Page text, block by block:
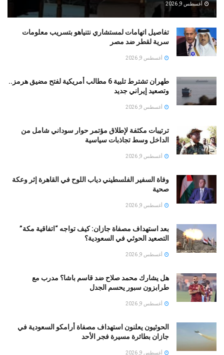
أغسطس 9, 2026
تفاصيل اتهامات لمستشاري نتنياهو بتسريب معلومات
سرية لقطر ضد مصر
أغسطس 9, 2026
طهران تشترط تلبية 6 مطالب أمريكية لفتح مضيق هرمز..
وتصعيد إيراني جديد
أغسطس 9, 2026
ترتيبات مكثفة لإطلاق مؤتمر حوار سوداني شامل من
الداخل وسط تجاذبات سياسية
أغسطس 9, 2026
وفاة السفير الفلسطيني دياب اللوح في القاهرة إثر وعكة
صحية
أغسطس 9, 2026
بعد استهداف مصفاة جازان: كيف تواجه “اتفاقية مكة”
التصعيد الحوثي في السعودية؟
أغسطس 9, 2026
هل يشارك محمد صلاح ضد قاسم باشا؟ مدرب مع
طرابزون سبور يحسم الجدل
أغسطس 9, 2026
الحوثيون يعلنون استهداف مصفاة أرامكو السعودية في
جازان بطائرة مسيرة فجر الأحد
أغسطس 9, 2026